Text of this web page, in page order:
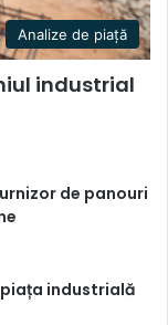
Analize de piață
industrial
de panouri
industrială